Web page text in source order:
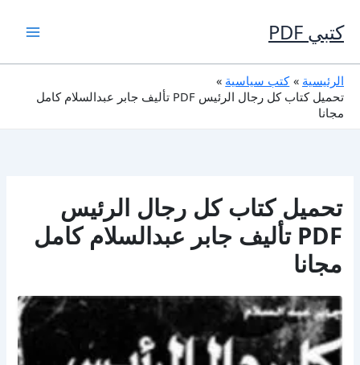
إلى
المحتوى
كتبي PDF
الرئيسية
كتب سياسية
تحميل كتاب كل رجال الرئيس PDF تأليف جابر عبدالسلام كامل
مجانا
تحميل كتاب كل رجال الرئيس
PDF تأليف جابر عبدالسلام كامل
مجانا